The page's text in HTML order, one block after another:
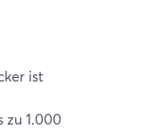
ist
zu 1.000